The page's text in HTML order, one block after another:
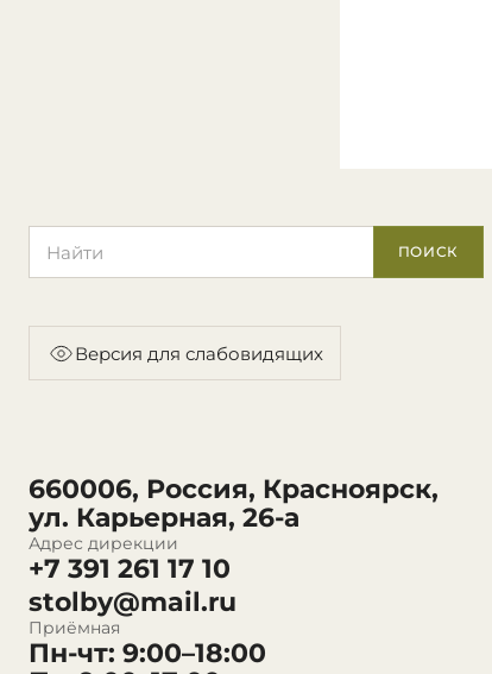
ПОИСК
Версия для слабовидящих
660006, Россия, Красноярск,
ул. Карьерная, 26-а
Адрес дирекции
+7 391 261 17 10
stolby@mail.ru
Приёмная
Пн-чт: 9:00–18:00